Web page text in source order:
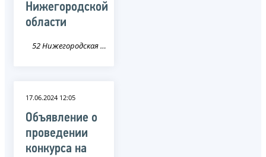
Нижегородской
области
52 Нижегородская область
17.06.2024 12:05
Объявление о
проведении
конкурса на